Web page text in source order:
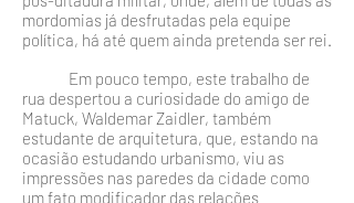
mordomias já desfrutadas pela equipe
política, há até quem ainda pretenda ser rei.
Em pouco tempo, este trabalho de
rua despertou a curiosidade do amigo de
Matuck, Waldemar Zaidler, tam­bém
estudante de arquitetura, que, estando na
ocasião es­tudando urbanismo, viu as
impressões nas paredes da cida­de como
um fato modificador das relações